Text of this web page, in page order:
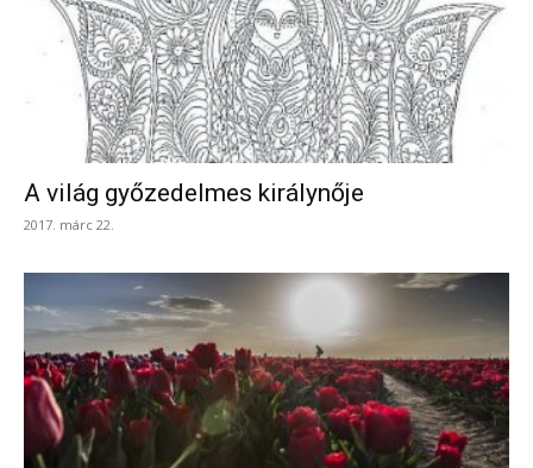
A világ győzedelmes királynője
2017. márc 22.